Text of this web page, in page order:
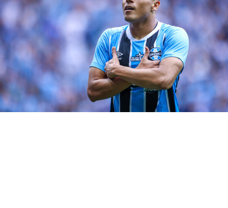
Michael encerraria problema do
Grêmio
Uma das principais carências do Grêmio altamente seria
encerrada com a contratação de Michael. O treinador
Renato Portaluppi pede há algum tempo jogadores que
possam ser utilizados nas pontas, com características
de velocidade.